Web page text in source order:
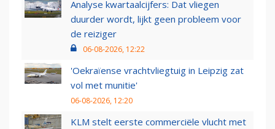
Analyse kwartaalcijfers: Dat vliegen
duurder wordt, lijkt geen probleem voor
de reiziger
06-08-2026, 12:22
'Oekraïense vrachtvliegtuig in Leipzig zat
vol met munitie'
06-08-2026, 12:20
KLM stelt eerste commerciële vlucht met